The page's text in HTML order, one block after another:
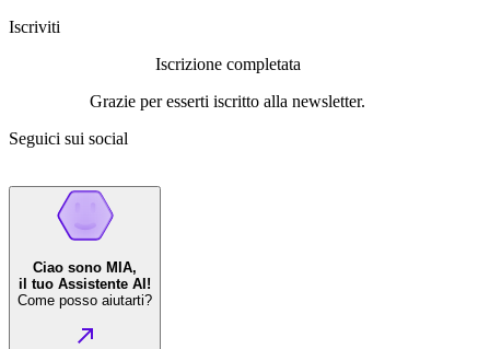
Iscriviti
Iscrizione completata
Grazie per esserti iscritto alla newsletter.
Seguici sui social
Ciao sono MIA,
il tuo Assistente AI!
Come posso aiutarti?